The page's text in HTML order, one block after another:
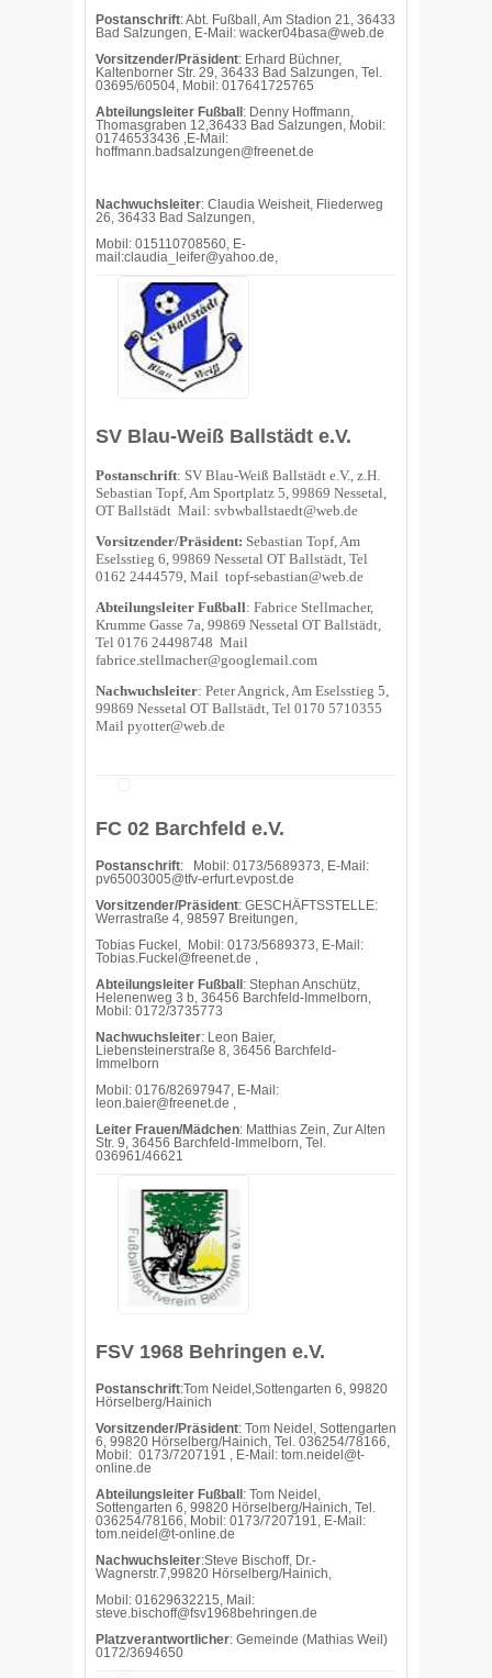
Postanschrift: Abt. Fußball, Am Stadion 21, 36433
Bad Salzungen, E-Mail: wacker04basa@web.de
Vorsitzender/Präsident: Erhard Büchner,
Kaltenborner Str. 29, 36433 Bad Salzungen, Tel.
03695/60504, Mobil: 017641725765
Abteilungsleiter Fußball : Denny Hoffmann,
Thomasgraben 12,36433 Bad Salzungen, Mobil:
01746533436 ,E-Mail:
hoffmann.badsalzungen@freenet.de
Nachwuchsleiter: Claudia Weisheit, Fliederweg
26, 36433 Bad Salzungen,
Mobil: 015110708560, E-
mail:claudia_leifer@yahoo.de,
SV Blau-Weiß Ballstädt e.V.
Postanschrift: SV Blau-Weiß Ballstädt e.V., z.H.
Sebastian Topf, Am Sportplatz 5, 99869 Nessetal,
OT Ballstädt Mail: svbwballstaedt@web.de
Vorsitzender/Präsident: Sebastian Topf, Am
Eselsstieg 6, 99869 Nessetal OT Ballstädt, Tel
0162 2444579, Mail topf-sebastian@web.de
Abteilungsleiter Fußball: Fabrice Stellmacher,
Krumme Gasse 7a, 99869 Nessetal OT Ballstädt,
Tel 0176 24498748 Mail
fabrice.stellmacher@googlemail.com
Nachwuchsleiter: Peter Angrick, Am Eselsstieg 5,
99869 Nessetal OT Ballstädt, Tel 0170 5710355
Mail pyotter@web.de
FC 02 Barchfeld e.V.
Postanschrift: Mobil: 0173/5689373, E-Mail:
pv65003005@tfv-erfurt.evpost.de
Vorsitzender/Präsident: GESCHÄFTSSTELLE:
Werrastraße 4, 98597 Breitungen,
Tobias Fuckel, Mobil: 0173/5689373, E-Mail:
Tobias.Fuckel@freenet.de ,
Abteilungsleiter Fußball : Stephan Anschütz,
Helenenweg 3 b, 36456 Barchfeld-Immelborn,
Mobil: 0172/3735773
Nachwuchsleiter: Leon Baier,
Liebensteinerstraße 8, 36456 Barchfeld-
Immelborn
Mobil: 0176/82697947, E-Mail:
leon.baier@freenet.de ,
Leiter Frauen/Mädchen: Matthias Zein, Zur Alten
Str. 9, 36456 Barchfeld-Immelborn, Tel.
036961/46621
FSV 1968 Behringen e.V.
Postanschrift:Tom Neidel,Sottengarten 6, 99820
Hörselberg/Hainich
Vorsitzender/Präsident: Tom Neidel, Sottengarten
6, 99820 Hörselberg/Hainich, Tel. 036254/78166,
Mobil: 0173/7207191 , E-Mail: tom.neidel@t-
online.de
Abteilungsleiter Fußball : Tom Neidel,
Sottengarten 6, 99820 Hörselberg/Hainich, Tel.
036254/78166, Mobil: 0173/7207191, E-Mail:
tom.neidel@t-online.de
Nachwuchsleiter:Steve Bischoff, Dr.-
Wagnerstr.7,99820 Hörselberg/Hainich,
Mobil: 01629632215, Mail:
steve.bischoff@fsv1968behringen.de
Platzverantwortlicher: Gemeinde (Mathias Weil)
0172/3694650